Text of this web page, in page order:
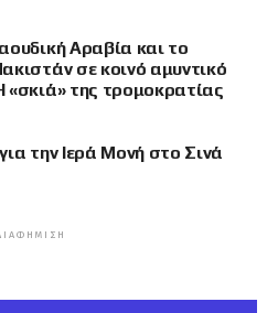
Αραβία και το
σε κοινό αμυντικό
της τρομοκρατίας
την Ιερά Μονή στο Σινά